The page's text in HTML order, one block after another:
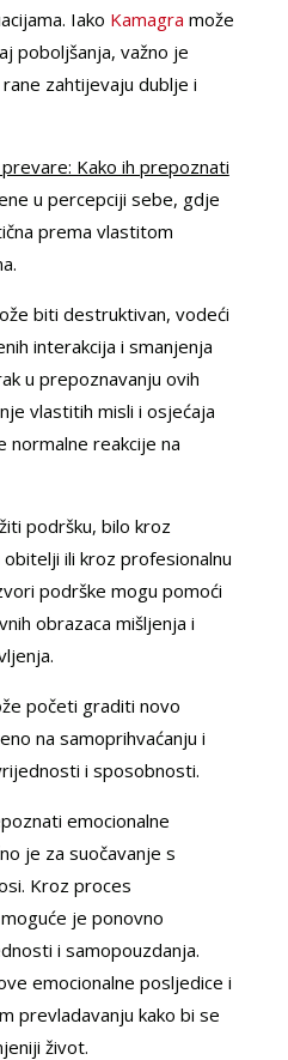
Iako Kamagra može
poboljšanja, važno je
zahtijevaju dublje i
Kako ih prepoznati
u percepciji sebe, gdje
prema vlastitom
biti destruktivan, vodeći
interakcija i smanjenja
u prepoznavanju ovih
vlastitih misli i osjećaja
normalne reakcije na
podršku, bilo kroz
ili kroz profesionalnu
podrške mogu pomoći
obrazaca mišljenja i
početi graditi novo
na samoprihvaćanju i
i sposobnosti.
emocionalne
je za suočavanje s
Kroz proces
je ponovno
i samopouzdanja.
emocionalne posljedice i
prevladavanju kako bi se
život.